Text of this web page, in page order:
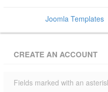
Joomla Templates
CREATE AN ACCOUNT
Fields marked with an